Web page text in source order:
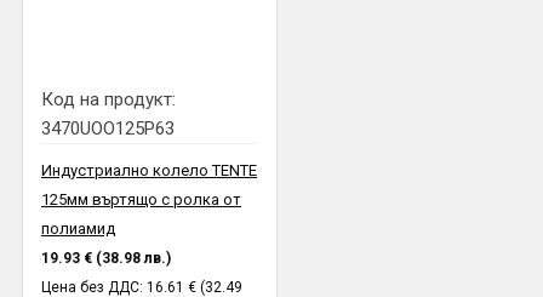
Код на продукт:
3470UOO125P63
Индустриално колело TENTE
125мм въртящо с ролка от
полиамид
19.93 € (38.98 лв.)
Цена без ДДС: 16.61 € (32.49